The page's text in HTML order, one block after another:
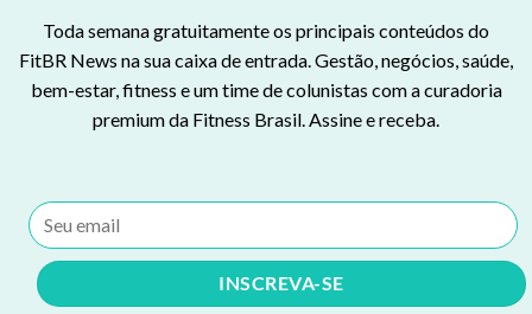
Toda semana gratuitamente os principais conteúdos do
FitBR News na sua caixa de entrada. Gestão, negócios, saúde,
bem-estar, fitness e um time de colunistas com a curadoria
premium da Fitness Brasil. Assine e receba.